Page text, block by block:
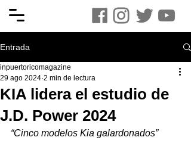
Entrada
KIA lidera el estudio de
J.D. Power 2024
inpuertoricomagazine
29 ago 2024 2 min de lectura
“Cinco modelos Kia galardonados”